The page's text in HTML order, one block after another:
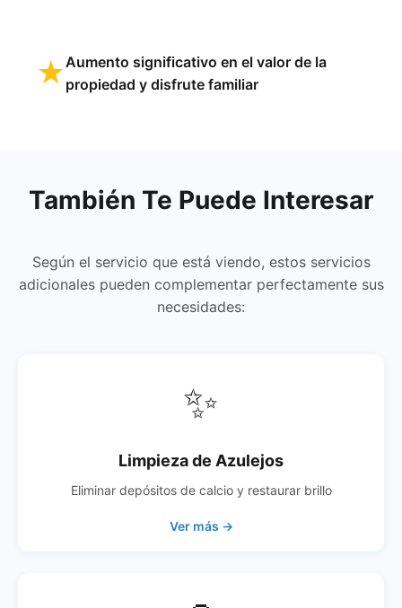
★ Aumento significativo en el valor de la
propiedad y disfrute familiar
También Te Puede Interesar
Según el servicio que está viendo, estos servicios
adicionales pueden complementar perfectamente sus
necesidades:
✨
Limpieza de Azulejos
Eliminar depósitos de calcio y restaurar brillo
Ver más →